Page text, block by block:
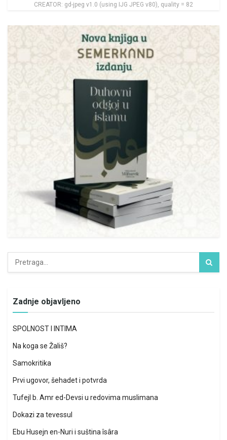
CREATOR: gd-jpeg v1.0 (using IJG JPEG v80), quality = 82
Zadnje objavljeno
SPOLNOST I INTIMA
Na koga se Žališ?
Samokritika
Prvi ugovor, šehadet i potvrda
Tufejl b. Amr ed-Devsi u redovima muslimana
Dokazi za tevessul
Ebu Husejn en-Nuri i suština îsâra